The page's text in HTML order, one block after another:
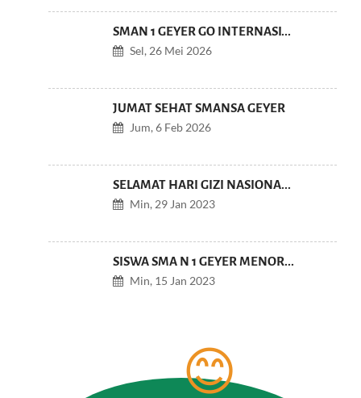
SMAN 1 GEYER GO INTERNASI...
Sel, 26 Mei 2026
JUMAT SEHAT SMANSA GEYER
Jum, 6 Feb 2026
SELAMAT HARI GIZI NASIONA...
Min, 29 Jan 2023
SISWA SMA N 1 GEYER MENOR...
Min, 15 Jan 2023